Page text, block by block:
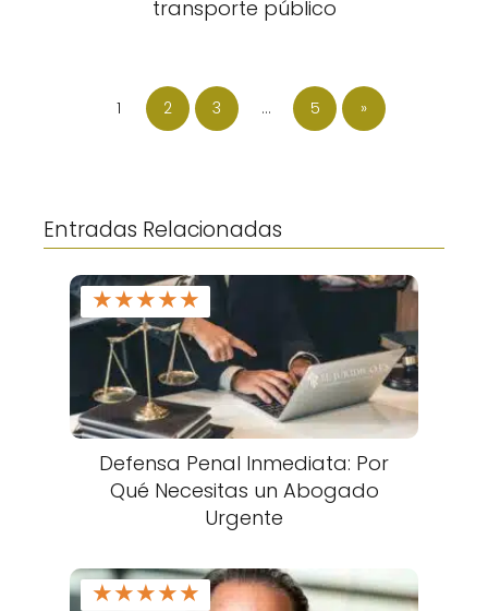
transporte público
1 2 3 … 5 »
Entradas Relacionadas
★★★★★
Defensa Penal Inmediata: Por
Qué Necesitas un Abogado
Urgente
★★★★★